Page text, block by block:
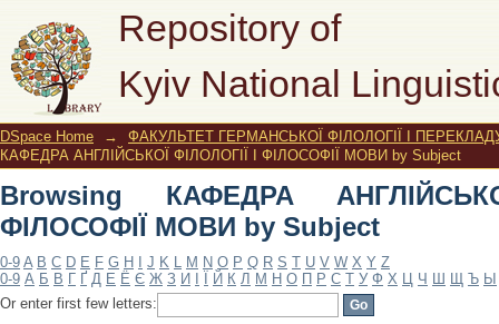
Repository of
Kyiv National
Browsing КАФЕДРА АНГЛІЙСЬКОЇ
DSpace Home →
ФАКУЛЬТЕТ ГЕРМАНСЬКОЇ ФІЛОЛОГІЇ І
КАФЕДРА АНГЛІЙСЬКОЇ ФІЛОЛОГІЇ І ФІЛОСОФІЇ МОВИ by Subject
Browsing КАФЕДРА
ФІЛОСОФІЇ МОВИ by Subject
0-9 A B C D E F G H J K L M N O P Q R S T U V W X Y Z
0-9 А Б В Г Ґ Д Е Ё Є Ж З И Й К Л М Н О П Р С Т У Ф Х Ц Ч Ш Щ Ъ Ы
Or enter first few letters: